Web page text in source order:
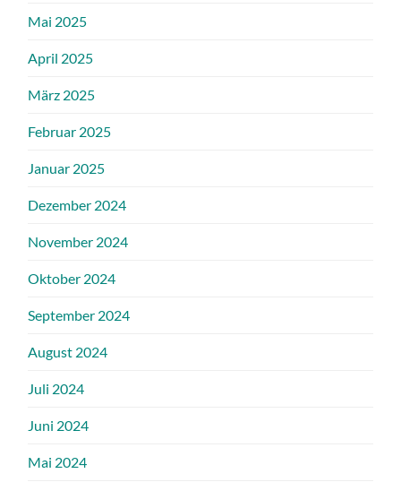
Mai 2025
April 2025
März 2025
Februar 2025
Januar 2025
Dezember 2024
November 2024
Oktober 2024
September 2024
August 2024
Juli 2024
Juni 2024
Mai 2024